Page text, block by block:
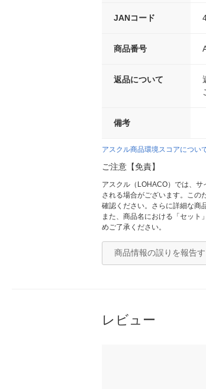
JANコード
商品番号
返品について
備考
アスクル商品環境スコアについ
ご注意【免責】
アスクル（LOHACO）では、
される場合がございます。この
確認ください。さらに詳細な商
また、商品名における「セット
めご了承ください。
商品情報の誤りを報告す
レビュー